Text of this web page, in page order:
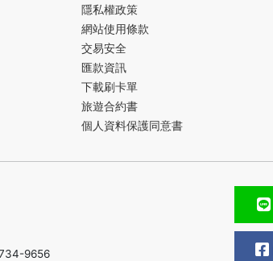
隱私權政策
網站使用條款
交易安全
匯款資訊
下載刷卡單
旅遊合約書
個人資料保護同意書
9656